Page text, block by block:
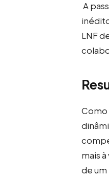
A
LNF
Como
mais
de um